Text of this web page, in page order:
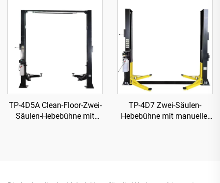
TP-4D5A Clean-Floor-Zwei-
Säulen-Hebebühne mit
TP-4D7 Zwei-Säulen-
Hebebühne mit manueller